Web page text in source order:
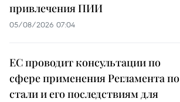
привлечения ПИИ
05/08/2026 07:04
ЕС проводит консультации по
сфере применения Регламента по
стали и его последствиям для